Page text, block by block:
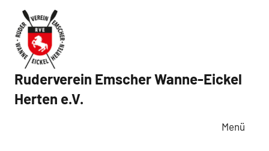
Inhalt
springen
Ruderverein Emscher Wanne-Eickel
Herten e.V.
Menü